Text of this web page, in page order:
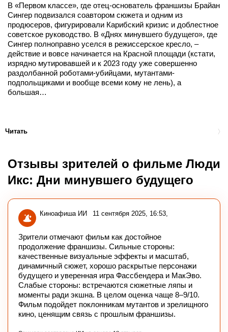
В «Первом классе», где отец-основатель франшизы Брайан
Сингер подвизался соавтором сюжета и одним из
продюсеров, фигурировали Карибский кризис и доблестное
советское руководство. В «Днях минувшего будущего», где
Сингер полноправно уселся в режиссерское кресло, –
действие и вовсе начинается на Красной площади (кстати,
изрядно мутировавшей и к 2023 году уже совершенно
раздолбанной роботами-убийцами, мутантами-
подпольщиками и вообще всеми кому не лень), а
большая…
Читать
Отзывы зрителей о фильме Люди
Икс: Дни минувшего будущего
Киноафиша ИИ 11 сентября 2025, 16:53
Зрители отмечают фильм как достойное
продолжение франшизы. Сильные стороны:
качественные визуальные эффекты и масштаб,
динамичный сюжет, хорошо раскрытые персонажи
будущего и уверенная игра Фассбендера и МакЭво.
Слабые стороны: встречаются сюжетные ляпы и
моменты ради экшна. В целом оценка чаще 8–9/10.
Фильм подойдет поклонникам мутантов и зрелищного
кино, ценящим связь с прошлым франшизы.